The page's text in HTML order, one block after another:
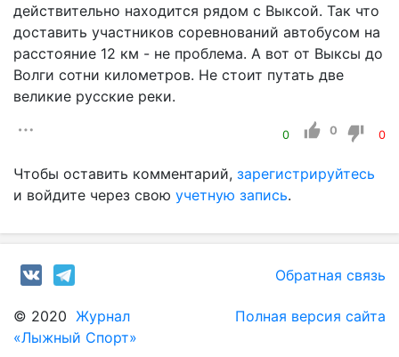
действительно находится рядом с Выксой. Так что
доставить участников соревнований автобусом на
расстояние 12 км - не проблема. А вот от Выксы до
Волги сотни километров. Не стоит путать две
великие русские реки.
0 0 0
Чтобы оставить комментарий, зарегистрируйтесь
и войдите через свою учетную запись.
Обратная связь
© 2020 Журнал
«Лыжный Спорт»
Полная версия сайта